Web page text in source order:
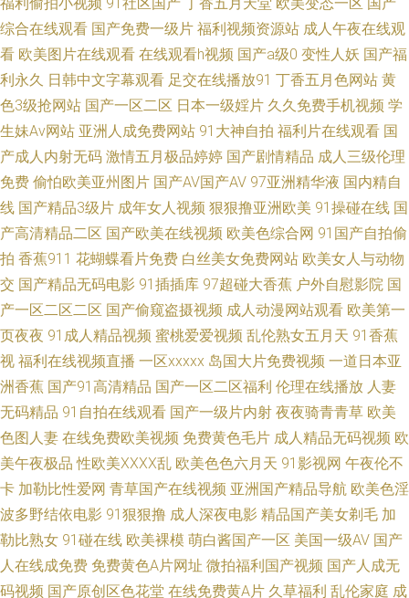
免费视频 91超碰人人网 伊人久久麻豆天美 亚洲精品小青蛙桃色 91福利射区
在线看免费在线看 婷婷中国 伊人久久精 亚洲黄色小说网站 三级骚b福利 日
韩美女va视频 国产玖玖视频 极品尤物在线永久地址 福利社午夜激情A片 菠
色网 大香蕉啪啪 狠狠色色撸 第一福利丝瓜AV导航 豆花91吃瓜 草莓视频啊啊
啊 99久久99久久99久久婷 91成人电影院 91网址在线 免费韩国91 日本人上
人人操人伦理电影 日本电影在线免费观看 青青草视颖偷拍 九色自拍网 成人
B淫网 国产青青伊人自拍 日本s片 一本欧美精品不卡婷婷 探花avwwwcom 人
人操人人爱人人干 老湿久草 欧美日韩东京热精品 精品国产系列番号91 美女
诱惑我打飞机视频 韩日无码VR 51黑丝在线 亚洲bt电影 91人妻互换绿帽论坛
在线视频啪 91精品视屏 亚洲男女网站 伊人大香蕉影视 天堂电影在线观看免
费 亚洲色资源 亚洲免费自拍 在线看免费在线看 天堂中文在线资源 瑟瑟视频
综合在线观看 国产免费一级片 福利视频资源站 成人午夜在线观
看 欧美图片在线观看 在线观看h视频 国产a级0 变性人妖 国产福
利永久 日韩中文字幕观看 足交在线播放91 丁香五月色网站 黄
色3级抢网站 国产一区二区 日本一级婬片 久久免费手机视频 学
生妹Av网站 亚洲人成免费网站 91大神自拍 福利片在线观看 国
产成人内射无码 激情五月极品婷婷 国产剧情精品 成人三级伦理
免费 偷怕欧美亚州图片 国产AV国产AV 97亚洲精华液 国内精自
线 国产精品3级片 成年女人视频 狠狠撸亚洲欧美 91操碰在线 国
产高清精品二区 国产欧美在线视频 欧美色综合网 91国产自拍偷
拍 香蕉911 花蝴蝶看片免费 白丝美女免费网站 欧美女人与动物
交 国产精品无码电影 91插插库 97超碰大香蕉 户外自慰影院 国
产一区二区二区 国产偷窥盗摄视频 成人动漫网站观看 欧美第一
页夜夜 91成人精品视频 蜜桃爱爱视频 乱伦熟女五月天 91香蕉
视 福利在线视频直播 一区xxxxx 岛国大片免费视频 一道日本亚
洲香蕉 国产91高清精品 国产一区二区福利 伦理在线播放 人妻
无码精品 91自拍在线观看 国产一级片内射 夜夜骑青青草 欧美
色图人妻 在线免费欧美视频 免费黄色毛片 成人精品无码视频 欧
美午夜极品 性欧美ⅩⅩⅩⅩ乱 欧美色色六月天 91影视网 午夜伦不
卡 加勒比性爱网 青草国产在线视频 亚洲国产精品导航 欧美色淫
波多野结依电影 91狠狠撸 成人深夜电影 精品国产美女剃毛 加
勒比熟女 91碰在线 欧美裸模 萌白酱国产一区 美国一级AV 国产
人在线成免费 免费黄色A片网址 微拍福利国产视频 国产人成无
码视频 国产原创区色花堂 在线免费黄A片 久草福利 乱伦家庭 成